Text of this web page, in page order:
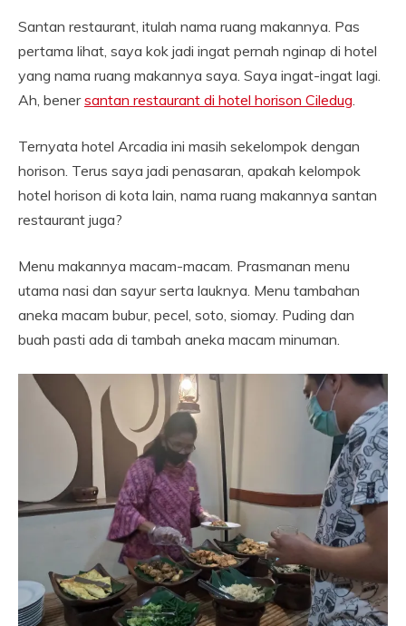
Santan restaurant, itulah nama ruang makannya. Pas
pertama lihat, saya kok jadi ingat pernah nginap di hotel
yang nama ruang makannya saya. Saya ingat-ingat lagi.
Ah, benersantan restaurant di hotel horison Ciledug
Ternyata hotel Arcadia ini masih sekelompok dengan
horison. Terus saya jadi penasaran, apakah kelompok
hotel horison di kota lain, nama ruang makannya santan
restaurant juga?
Menu makannya macam-macam. Prasmanan menu
utama nasi dan sayur serta lauknya. Menu tambahan
aneka macam bubur, pecel, soto, siomay. Puding dan
buah pasti ada di tambah aneka macam minuman.